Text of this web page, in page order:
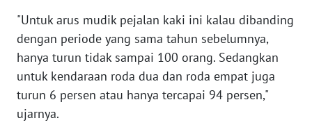
"Untuk arus mudik pejalan kaki ini kalau dibanding
dengan periode yang sama tahun sebelumnya,
hanya turun tidak sampai 100 orang. Sedangkan
untuk kendaraan roda dua dan roda empat juga
turun 6 persen atau hanya tercapai 94 persen,"
ujarnya.
SULBAR
WN
BABEL